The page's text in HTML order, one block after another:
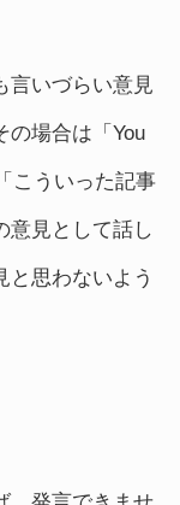
言いづらい意見
の場合は「You
こういった記事
意見として話し
と思わないよう